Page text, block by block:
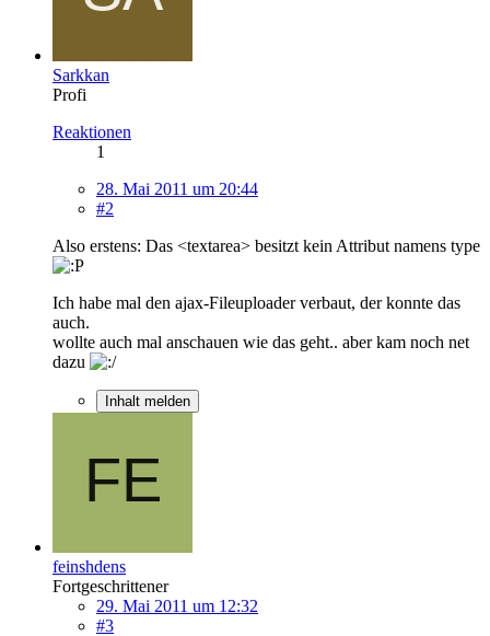
Sarkkan
Profi
Reaktionen
1
28. Mai 2011 um 20:44
#2
Also erstens: Das <textarea> besitzt kein Attribut namens type
Ich habe mal den ajax-Fileuploader verbaut, der konnte das
auch.
wollte auch mal anschauen wie das geht.. aber kam noch net
dazu
Inhalt melden
feinshdens
Fortgeschrittener
29. Mai 2011 um 12:32
#3